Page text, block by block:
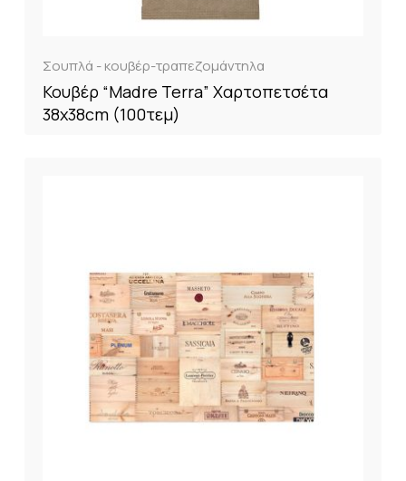
Σουπλά - κουβέρ-τραπεζομάντηλα
Κουβέρ “Madre Terra” Χαρτοπετσέτα
38x38cm (100τεμ)